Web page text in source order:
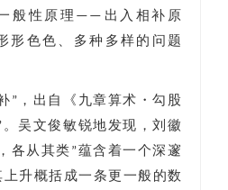
般性原理——出入相补原
形色色、多种多样的问题
”，出自《九章算术・勾股
吴文俊敏锐地发现，刘徽
各从其类”蕴含着一个深邃
升概括成一条更一般的数